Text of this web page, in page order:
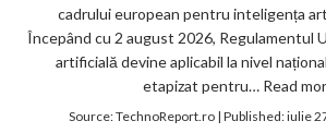
cadrului european pentru inteligența
Începând cu 2 august 2026, Regulamentul
artificială devine aplicabil la nivel
etapizat pentru… Read
Source:TechnoReport.ro| Published:iulie